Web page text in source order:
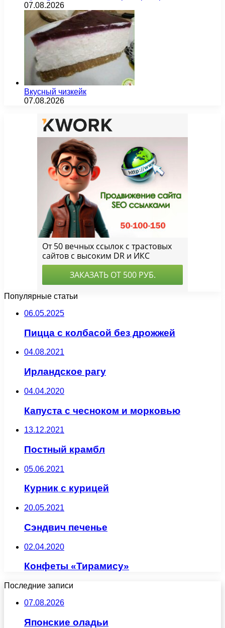
07.08.2026
Вкусный чизкейк
07.08.2026
Популярные статьи
06.05.2025
Пицца с колбасой без дрожжей
04.08.2021
Ирландское рагу
04.04.2020
Капуста с чесноком и морковью
13.12.2021
Постный крамбл
05.06.2021
Курник с курицей
20.05.2021
Сэндвич печенье
02.04.2020
Конфеты «Тирамису»
Последние записи
07.08.2026
Японские оладьи